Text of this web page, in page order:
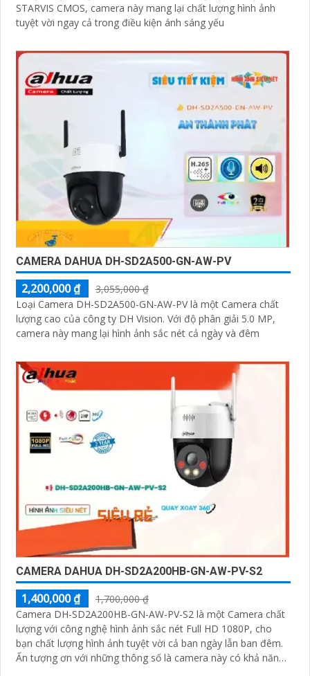
STARVIS CMOS, camera này mang lại chất lượng hình ảnh
tuyệt vời ngay cả trong điều kiện ánh sáng yếu
CAMERA DAHUA DH-SD2A500-GN-AW-PV
2,200,000 ₫
3,055,000 ₫
Loại Camera DH-SD2A500-GN-AW-PV là một Camera chất
lượng cao của công ty DH Vision. Với độ phân giải 5.0 MP,
camera này mang lại hình ảnh sắc nét cả ngày và đêm
CAMERA DAHUA DH-SD2A200HB-GN-AW-PV-S2
1,400,000 ₫
1,700,000 ₫
Camera DH-SD2A200HB-GN-AW-PV-S2 là một Camera chất
lượng với công nghệ hình ảnh sắc nét Full HD 1080P, cho
bạn chất lượng hình ảnh tuyệt vời cả ban ngày lẫn ban đêm.
Ấn tượng ơn với những thông số là camera này có khả năng